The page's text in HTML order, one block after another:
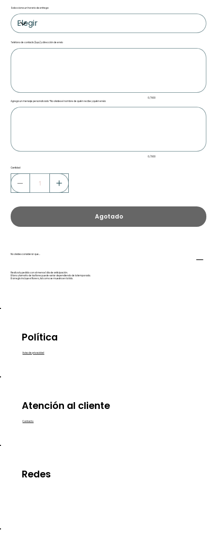
Selecciona un horario de entrega
Teléfono de contacto (tuyo) y dirección de envío
500
caracteres.
0 / 500
Agrega un mensaje personalizado *No olvides el nombre de quién recibe y quién envía
500
caracteres.
0 / 500
Cantidad
Agotado
No olvides considerar que...
Realiza tu pedido con al menos 1 día de anticipación.
El tono y tamaño de las flores puede variar dependiendo de la temporada.
El arreglo incluye el florero, tal como se muestra en la foto.
Aviso de privacidad
Política
Redes
Contacto
Atención al cliente